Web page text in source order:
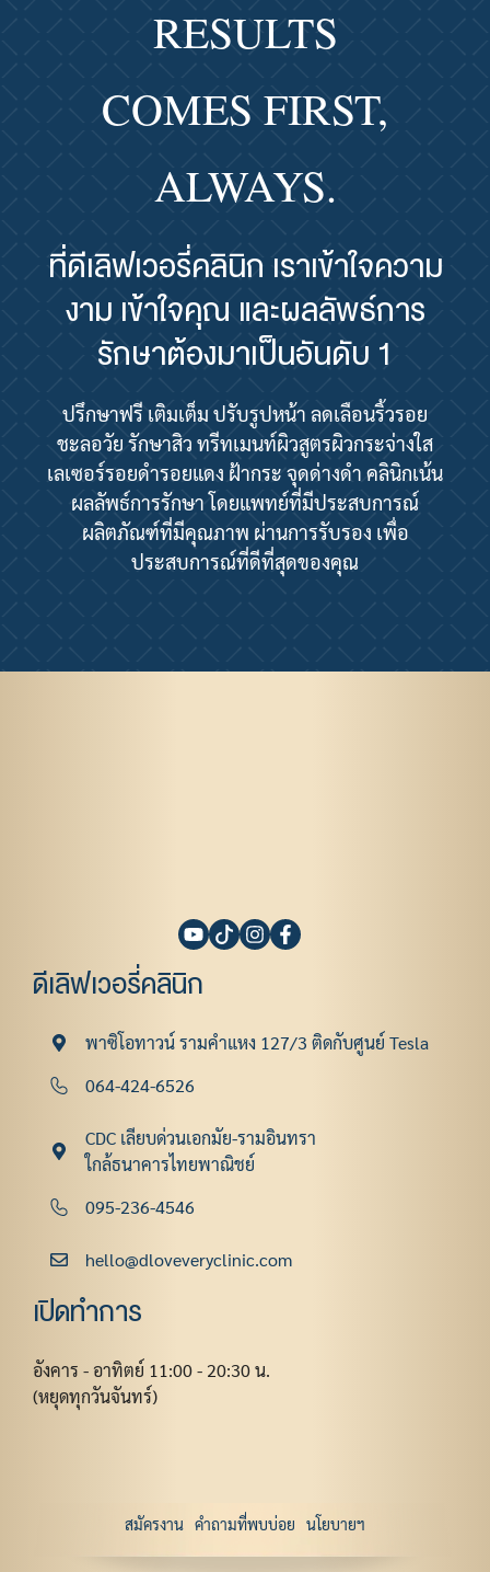
RESULTS
COMES FIRST,
ALWAYS.
ที่ดีเลิฟเวอรี่คลินิก เราเข้าใจความ
งาม เข้าใจคุณ และผลลัพธ์การ
รักษาต้องมาเป็นอันดับ 1
ปรึกษาฟรี เติมเต็ม ปรับรูปหน้า ลดเลือนริ้วรอย
ชะลอวัย รักษาสิว ทรีทเมนท์ผิวสูตรผิวกระจ่างใส
เลเซอร์รอยดำรอยแดง ฝ้ากระ จุดด่างดำ คลินิกเน้น
ผลลัพธ์การรักษา โดยแพทย์ที่มีประสบการณ์
ผลิตภัณฑ์ที่มีคุณภาพ ผ่านการรับรอง เพื่อ
ประสบการณ์ที่ดีที่สุดของคุณ
ดีเลิฟเวอรี่คลินิก
พาซิโอทาวน์ รามคําแหง 127/3 ติดกับศูนย์ Tesla
064-424-6526
CDC เลียบด่วนเอกมัย-รามอินทรา
ใกล้ธนาคารไทยพาณิชย์
095-236-4546
hello@dloveveryclinic.com
เปิดทำการ
อังคาร - อาทิตย์ 11:00 - 20:30 น.
(หยุดทุกวันจันทร์)
สมัครงาน คำถามที่พบบ่อย นโยบายฯ